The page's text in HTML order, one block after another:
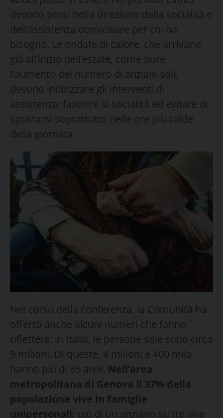
devono porsi nella direzione della socialità e
dell’assistenza domiciliare per chi ha
bisogno. Le ondate di calore, che arrivano
già all’inizio dell’estate, come pure
l’aumento del numero di anziani soli,
devono indirizzare gli interventi di
assistenza: favorire la socialità ed evitare di
spostarsi soprattutto nelle ore più calde
della giornata.
Nel corso della conferenza, la Comunità ha
offerto anche alcuni numeri che fanno
riflettere: in Italia, le persone sole sono circa
9 milioni. Di queste, 4 milioni e 400 mila
hanno più di 65 anni. Nell’area
metropolitana di Genova il 37% della
popolazione vive in famiglie
unipersonali: più di un anziano su tre vive